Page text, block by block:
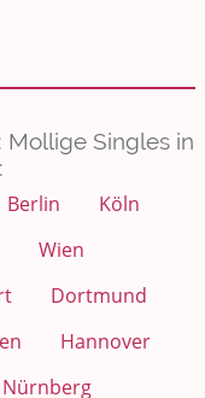
Singles in
Berlin
Köln
Wien
Dortmund
Hannover
Nürnberg